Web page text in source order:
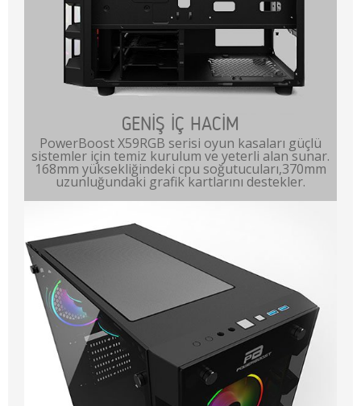
GENİŞ İÇ HACİM
PowerBoost X59RGB serisi oyun kasaları güçlü
sistemler için temiz kurulum ve yeterli alan sunar.
168mm yüksekliğindeki cpu soğutucuları,370mm
uzunluğundaki grafik kartlarını destekler.